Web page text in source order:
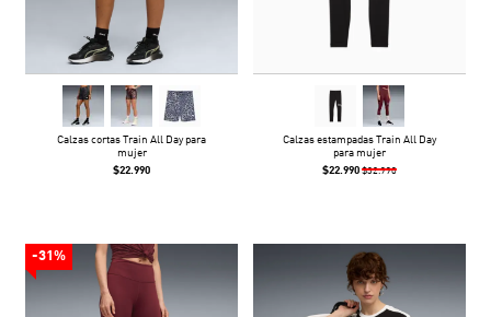
Calzas cortas Train All Day para
mujer
$22.990
Calzas estampadas Train All Day
para mujer
$22.990 $32.990
-31%